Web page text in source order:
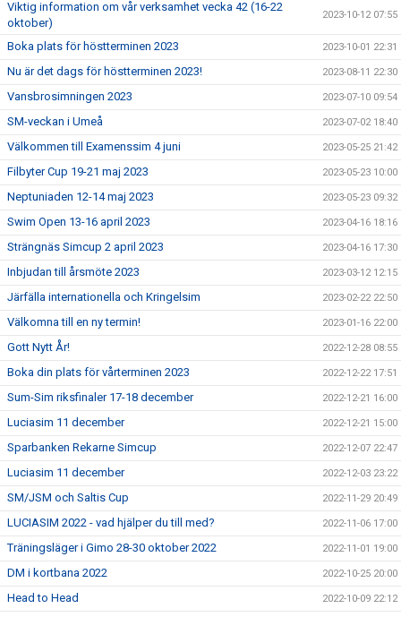
Viktig information om vår verksamhet vecka 42 (16-22
oktober)
2023-10-12 07:55
Boka plats för höstterminen 2023 2023-10-01 22:31
Nu är det dags för höstterminen 2023! 2023-08-11 22:30
Vansbrosimningen 2023 2023-07-10 09:54
SM-veckan i Umeå 2023-07-02 18:40
Välkommen till Examenssim 4 juni 2023-05-25 21:42
Filbyter Cup 19-21 maj 2023 2023-05-23 10:00
Neptuniaden 12-14 maj 2023 2023-05-23 09:32
Swim Open 13-16 april 2023 2023-04-16 18:16
Strängnäs Simcup 2 april 2023 2023-04-16 17:30
Inbjudan till årsmöte 2023 2023-03-12 12:15
Järfälla internationella och Kringelsim 2023-02-22 22:50
Välkomna till en ny termin! 2023-01-16 22:00
Gott Nytt År! 2022-12-28 08:55
Boka din plats för vårterminen 2023 2022-12-22 17:51
Sum-Sim riksfinaler 17-18 december 2022-12-21 16:00
Luciasim 11 december 2022-12-21 15:00
Sparbanken Rekarne Simcup 2022-12-07 22:47
Luciasim 11 december 2022-12-03 23:22
SM/JSM och Saltis Cup 2022-11-29 20:49
LUCIASIM 2022 - vad hjälper du till med? 2022-11-06 17:00
Träningsläger i Gimo 28-30 oktober 2022 2022-11-01 19:00
DM i kortbana 2022 2022-10-25 20:00
Head to Head 2022-10-09 22:12